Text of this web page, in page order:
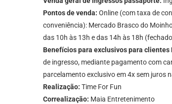
Pontos de venda: Online (com taxa de
conveniência): Mercado Brasco do
das 10h às 13h e das 14h às 18h
Benefícios para exclusivos para clientes
de ingresso, mediante pagamento com
parcelamento exclusivo em 4x sem juros
Realização: Time For Fun
Correalização: Maia Entretenimento